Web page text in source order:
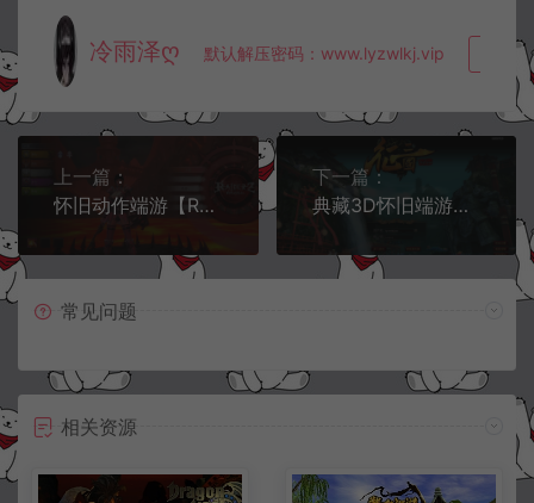
冷雨泽ღ 默认解压密码：www.lyzwlkj.vip 复
上一篇：
怀旧动作端游【RaiderZ奇兵美服八职业完整版】10月最新整理Win半手工服务端+PC客户端+充值教程+详细搭建教程
下一篇：
典藏3D怀旧端游【征三国OL】10月最新整理Win一键服务端+充值教程+PC客户端+详细搭建教程
常见问题
相关资源